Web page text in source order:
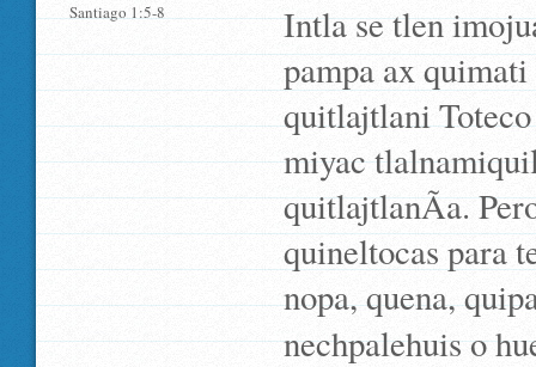
Santiago 1:5-8
Intla se tlen
pampa ax
quitlajtlani Toteco
miyac
quitlajtlanÃ­a.
quineltocas para
nopa, quena,
nechpalehuis o